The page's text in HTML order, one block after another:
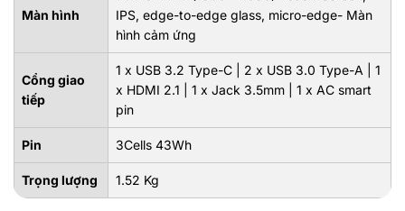
Màn hình
IPS, edge-to-edge glass, micro-edge- Màn
hình cảm ứng
Cổng giao
tiếp
1 x USB 3.2 Type-C | 2 x USB 3.0 Type-A | 1
x HDMI 2.1 | 1 x Jack 3.5mm | 1 x AC smart
pin
Pin 3Cells 43Wh
Trọng lượng 1.52 Kg